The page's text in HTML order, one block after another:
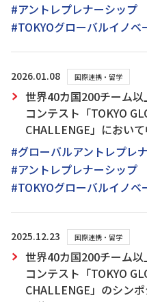
#アントレプレナーシップ
#TOKYOグローバルイノ
2026.01.08 国際連携・留学
世界40カ国200チーム
コンテスト「TOKYO
CHALLENGE」におい
#グローバルアントレプレ
#アントレプレナーシップ
#TOKYOグローバルイノ
2025.12.23 国際連携・留学
世界40カ国200チーム
コンテスト「TOKYO
CHALLENGE」のシン